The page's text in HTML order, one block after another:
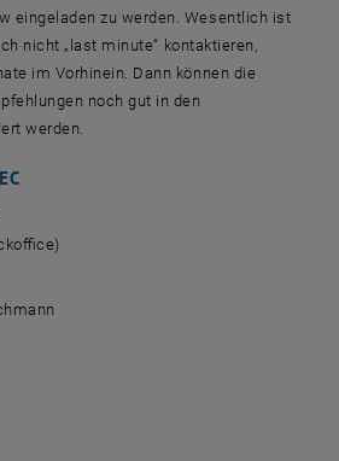
eingeladen zu werden. Wesentlich ist
nicht „ last minute“ kontaktieren,
im Vorhinein. Dann können die
noch gut in den
werden.
)